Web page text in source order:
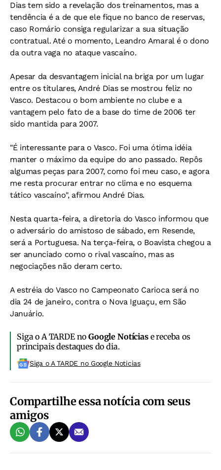
Dias tem sido a revelação dos treinamentos, mas a
tendência é a de que ele fique no banco de reservas,
caso Romário consiga regularizar a sua situação
contratual. Até o momento, Leandro Amaral é o dono
da outra vaga no ataque vascaíno.
Apesar da desvantagem inicial na briga por um lugar
entre os titulares, André Dias se mostrou feliz no
Vasco. Destacou o bom ambiente no clube e a
vantagem pelo fato de a base do time de 2006 ter
sido mantida para 2007.
"É interessante para o Vasco. Foi uma ótima idéia
manter o máximo da equipe do ano passado. Repôs
algumas peças para 2007, como foi meu caso, e agora
me resta procurar entrar no clima e no esquema
tático vascaíno", afirmou André Dias.
Nesta quarta-feira, a diretoria do Vasco informou que
o adversário do amistoso de sábado, em Resende,
será a Portuguesa. Na terça-feira, o Boavista chegou a
ser anunciado como o rival vascaíno, mas as
negociações não deram certo.
A estréia do Vasco no Campeonato Carioca será no
dia 24 de janeiro, contra o Nova Iguaçu, em São
Januário.
Siga o A TARDE noGoogle Notíciase receba os
principais destaques do dia.
Siga o A TARDE no Google Noticias
Compartilhe essa notícia com seus
amigos